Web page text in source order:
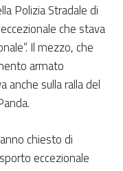
Polizia Stradale di
che stava
Il mezzo, che
armato
anche sulla ralla del
chiesto di
eccezionale